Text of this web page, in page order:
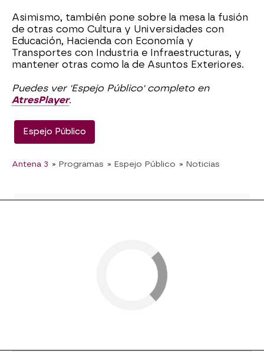
Asimismo, también pone sobre la mesa la fusión
de otras como Cultura y Universidades con
Educación, Hacienda con Economía y
Transportes con Industria e Infraestructuras, y
mantener otras como la de Asuntos Exteriores.
Puedes ver 'Espejo Público' completo en
AtresPlayer.
Espejo Público
Antena 3 » Programas » Espejo Público » Noticias